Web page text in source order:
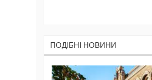
ПОДIБНI НОВИНИ